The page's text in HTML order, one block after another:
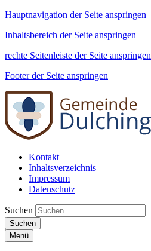
Hauptnavigation der Seite anspringen
Inhaltsbereich der Seite anspringen
rechte Seitenleiste der Seite anspringen
Footer der Seite anspringen
Kontakt
Inhaltsverzeichnis
Impressum
Datenschutz
Suchen
Suchen
Menü